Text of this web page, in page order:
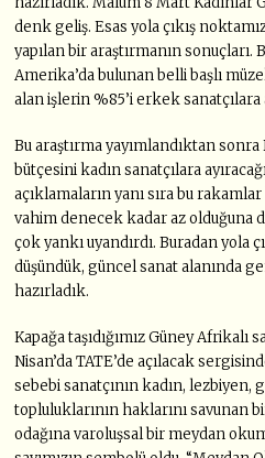
denk geliş. Esas yola çıkış
yapılan bir araştırmanın sonuçları.
Amerika’da bulunan belli başlı
alan işlerin %85’i erkek sanatçılara
Bu araştırma yayımlandıktan
bütçesini kadın sanatçılara
açıklamaların yanı sıra bu
vahim denecek kadar az olduğuna
çok yankı uyandırdı. Buradan yola
düşündük, güncel sanat alanında
hazırladık.
Kapağa taşıdığımız Güney Afrikalı
Nisan’da TATE’de açılacak
sebebi sanatçının kadın, lezbiyen,
topluluklarının haklarını savunan
odağına varoluşsal bir meydan